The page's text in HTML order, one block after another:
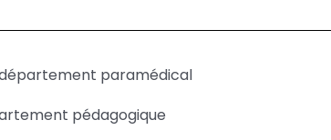
département paramédical
pédagogique